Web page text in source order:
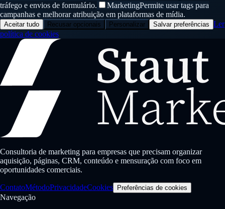
tráfego e envios de formulário.
MarketingPermite usar tags para
campanhas e melhorar atribuição em plataformas de mídia.
Aceitar tudo Recusar opcionais Personalizar Salvar preferências Ler
política de cookies
Consultoria de marketing para empresas que precisam organizar
aquisição, páginas, CRM, conteúdo e mensuração com foco em
oportunidades comerciais.
ContatoMétodoPrivacidadeCookies Preferências de cookies
Navegação